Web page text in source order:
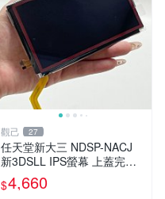
觀己 27
任天堂新大三 NDSP-NACJ
新3DSLL IPS螢幕 上蓋完美
未損傷 純正保護貼附 經典紅
配色 採購推薦 攝像收藏 3dsll
$4,660